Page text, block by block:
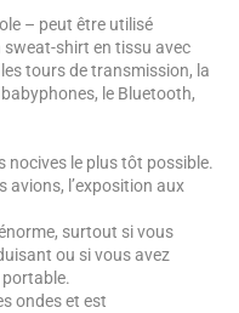
– peut être utilisé
shirt en tissu avec
tours de transmission, la
babyphones, le Bluetooth,
nocives le plus tôt possible.
avions, l’exposition aux
surtout si vous
ou si vous avez
portable.
ondes et est